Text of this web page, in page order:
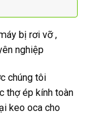
dùng
trâu
bị rơi vỡ ,
nghiệp
chúng tôi
thợ ép kính toàn
keo oca cho